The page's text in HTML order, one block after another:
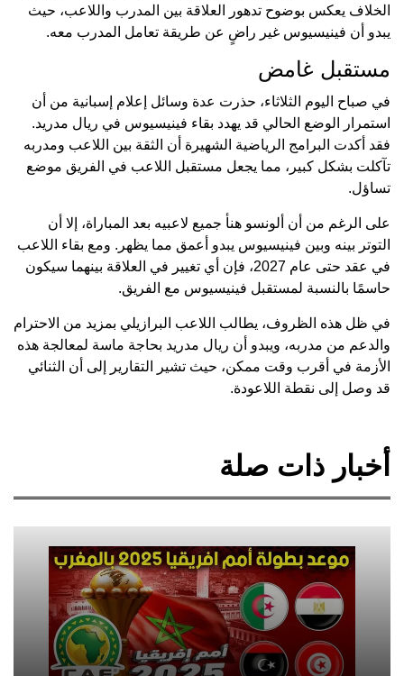
الخلاف يعكس بوضوح تدهور العلاقة بين المدرب واللاعب، حيث
يبدو أن فينيسيوس غير راضٍ عن طريقة تعامل المدرب معه.
مستقبل غامض
في صباح اليوم الثلاثاء، حذرت عدة وسائل إعلام إسبانية من أن
استمرار الوضع الحالي قد يهدد بقاء فينيسيوس في ريال مدريد.
فقد أكدت البرامج الرياضية الشهيرة أن الثقة بين اللاعب ومدربه
تآكلت بشكل كبير، مما يجعل مستقبل اللاعب في الفريق موضع
تساؤل.
على الرغم من أن ألونسو هنأ جميع لاعبيه بعد المباراة، إلا أن
التوتر بينه وبين فينيسيوس يبدو أعمق مما يظهر. ومع بقاء اللاعب
في عقد حتى عام 2027، فإن أي تغيير في العلاقة بينهما سيكون
حاسمًا بالنسبة لمستقبل فينيسيوس مع الفريق.
في ظل هذه الظروف، يطالب اللاعب البرازيلي بمزيد من الاحترام
والدعم من مدربه، ويبدو أن ريال مدريد بحاجة ماسة لمعالجة هذه
الأزمة في أقرب وقت ممكن، حيث تشير التقارير إلى أن الثنائي
قد وصل إلى نقطة اللاعودة.
أخبار ذات صلة